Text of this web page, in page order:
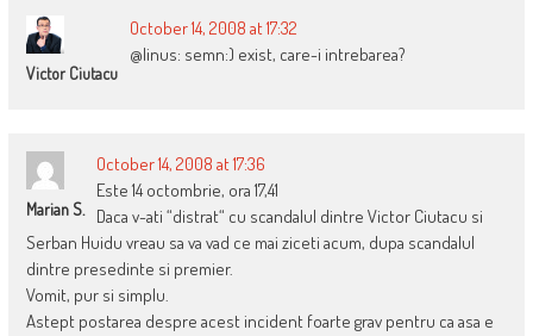
Victor Ciutacu
October 14, 2008 at 17:32
@linus: semn:) exist, care-i intrebarea?
Marian S.
October 14, 2008 at 17:36
Este 14 octombrie, ora 17,41
Daca v-ati “distrat“ cu scandalul dintre Victor Ciutacu si
Serban Huidu vreau sa va vad ce mai ziceti acum, dupa scandalul
dintre presedinte si premier.
Vomit, pur si simplu.
Astept postarea despre acest incident foarte grav pentru ca asa e